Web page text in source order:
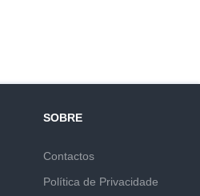
SOBRE
Contactos
Política de Privacidade